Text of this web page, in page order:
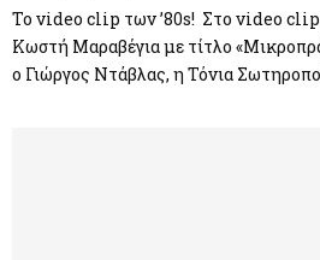
Το video clip των ’80s! Στο video clip
Κωστή Μαραβέγια με τίτλο
ο Γιώργος Ντάβλας, η Τόνια